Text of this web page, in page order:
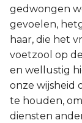
gedwongen
gevoelen,
haar, die het
voetzool op
en wellustig
onze wijsheid
te houden,
diensten